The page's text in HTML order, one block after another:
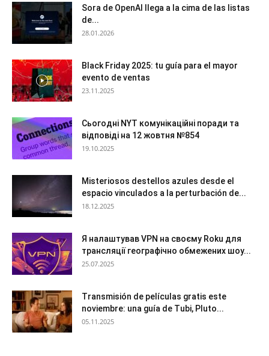
Sora de OpenAI llega a la cima de las listas
de...
28.01.2026
Black Friday 2025: tu guía para el mayor
evento de ventas
23.11.2025
Сьогодні NYT комунікаційні поради та
відповіді на 12 жовтня №854
19.10.2025
Misteriosos destellos azules desde el
espacio vinculados a la perturbación de...
18.12.2025
Я налаштував VPN на своєму Roku для
трансляції географічно обмежених шоу...
25.07.2025
Transmisión de películas gratis este
noviembre: una guía de Tubi, Pluto...
05.11.2025